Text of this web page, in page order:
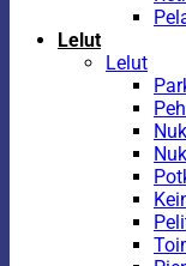
Lelut
Lelut